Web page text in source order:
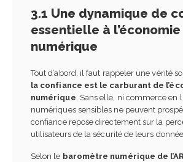
3.1 Une dynamique de
essentielle à l’économie
numérique
Tout d’abord, il faut rappeler une vérité
la confiance est le carburant de
numérique . Sans elle, ni commerce en
numériques sensibles ne peuvent
confiance repose directement sur la
utilisateurs de la sécurité de leurs
Selon le baromètre numérique de